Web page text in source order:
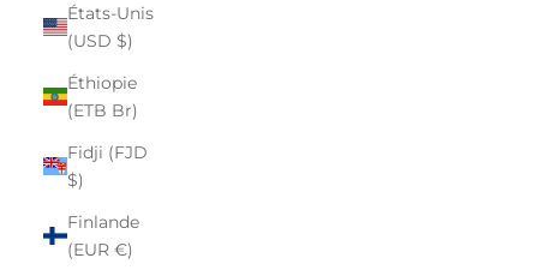
États-Unis
(USD $)
Éthiopie
(ETB Br)
Fidji (FJD
$)
Finlande
(EUR €)